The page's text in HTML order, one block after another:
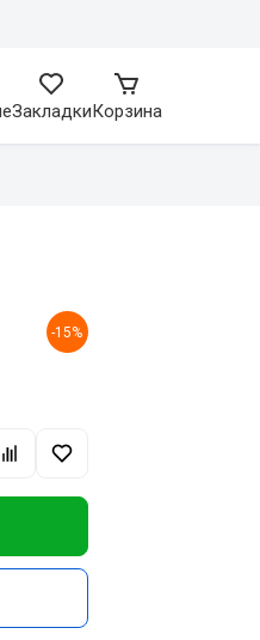
ЗакладкиКорзина
-15%